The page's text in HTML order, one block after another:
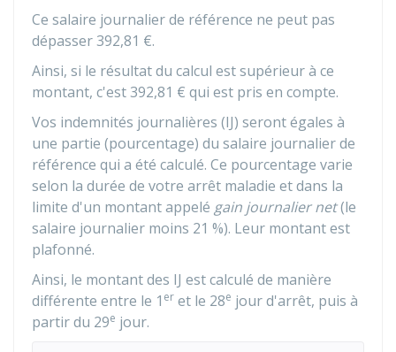
Ce salaire journalier de référence ne peut pas
dépasser392,81 €.
Ainsi, si le résultat du calcul est supérieur à ce
montant, c'est392,81 € qui est pris en compte.
Vos indemnités journalières (IJ) seront égales à
une partie (pourcentage) du salaire journalier de
référence qui a été calculé. Ce pourcentage varie
selon la durée de votre arrêt maladie et dans la
limite d'un montant appelé gain journalier net(le
salaire journalier moins 21 %). Leur montant est
plafonné.
Ainsi, le montant des IJ est calculé de manière
différente entre le 1 er et le 28e jour d'arrêt, puis à
partir du 29e jour.